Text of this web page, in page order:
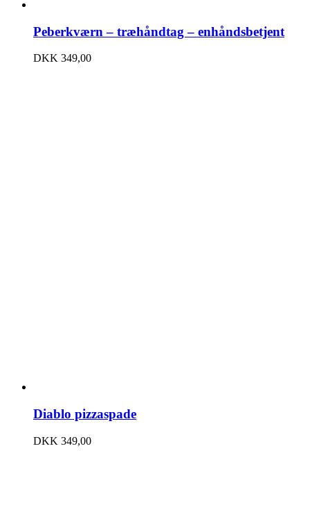
Peberkværn – træhåndtag – enhåndsbetjent
DKK 349,00
Diablo pizzaspade
DKK 349,00